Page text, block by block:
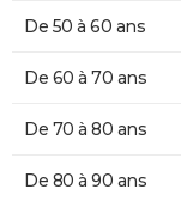
De 50 à 60 ans
De 60 à 70 ans
De 70 à 80 ans
De 80 à 90 ans